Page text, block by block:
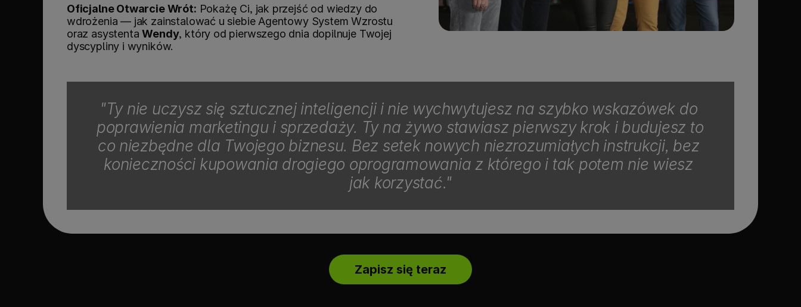
Oficjalne Otwarcie Wrót: Pokażę Ci, jak przejść od wiedzy do
wdrożenia — jak zainstalować u siebie Agentowy System Wzrostu
oraz asystenta Wendy, który od pierwszego dnia dopilnuje Twojej
dyscypliny i wyników.
"Ty nie uczysz się sztucznej inteligencji i nie wychwytujesz na szybko wskazówek do
poprawienia marketingu i sprzedaży. Ty na żywo stawiasz pierwszy krok i budujesz to
co niezbędne dla Twojego biznesu. Bez setek nowych niezrozumiałych instrukcji, bez
konieczności kupowania drogiego oprogramowania z którego i tak potem nie wiesz
jak korzystać."
Zapisz się teraz